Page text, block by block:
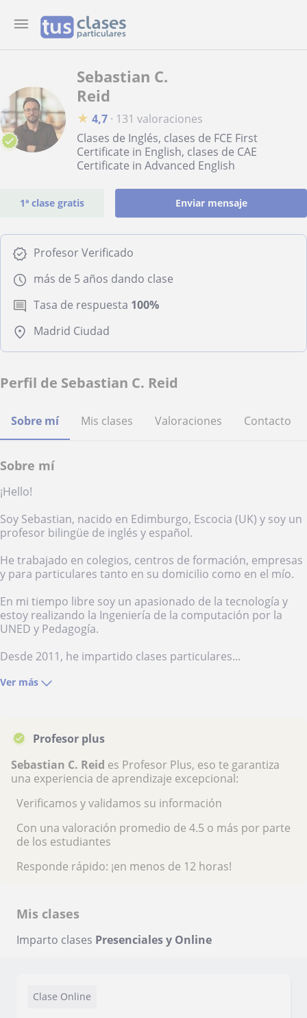
Sebastian C.
Reid
★ 4,7 · 131 valoraciones
Clases de Inglés, clases de FCE First
Certificate in English, clases de CAE
Certificate in Advanced English
1ª clase gratis Enviar mensaje
Profesor Verificado
más de 5 años dando clase
Tasa de respuesta 100%
Madrid Ciudad
Perfil de Sebastian C. Reid
Sobre mí Mis clases Valoraciones Contacto
Sobre mí
¡Hello!
Soy Sebastian, nacido en Edimburgo, Escocia (UK) y soy un
profesor bilingüe de inglés y español.
He trabajado en colegios, centros de formación, empresas
y para particulares tanto en su domicilio como en el mío.
En mi tiempo libre soy un apasionado de la tecnología y
estoy realizando la Ingeniería de la computación por la
UNED y Pedagogía.
Desde 2011, he impartido clases particulares...
Ver más
Profesor plus
Sebastian C. Reid es Profesor Plus, eso te garantiza
una experiencia de aprendizaje excepcional:
Verificamos y validamos su información
Con una valoración promedio de 4.5 o más por parte
de los estudiantes
Responde rápido: ¡en menos de 12 horas!
Mis clases
Imparto clases Presenciales y Online
Clase Online